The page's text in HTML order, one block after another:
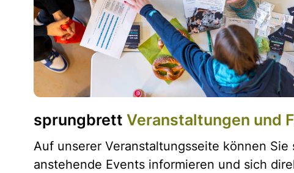
sprungbrett Veranstaltungen und
Auf unserer Veranstaltungsseite können Sie
anstehende Events informieren und sich